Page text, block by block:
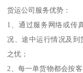
货运公司服务优势：
1、通过服务网络或传
况、途中运行情况及到
之忧；
2、每一单货物都会按